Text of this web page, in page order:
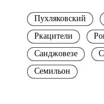
Пухляковский
Ркацители
Санджовезе
Семильон